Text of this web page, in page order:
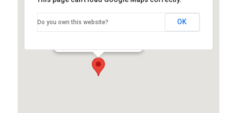
Sporthalle Wolfsberg
Do you own this website? OK